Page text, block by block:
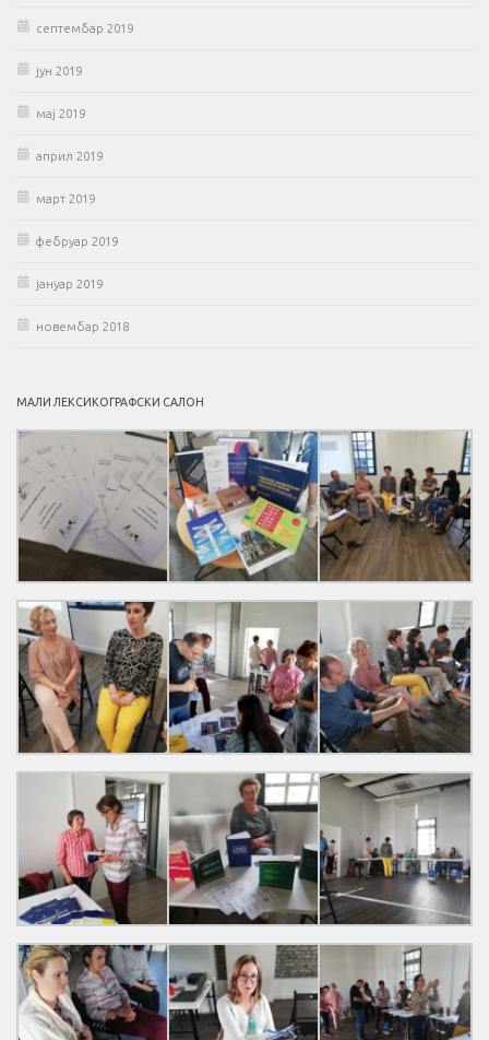
септембар 2019
јун 2019
мај 2019
април 2019
март 2019
фебруар 2019
јануар 2019
новембар 2018
МАЛИ ЛЕКСИКОГРАФСКИ САЛОН